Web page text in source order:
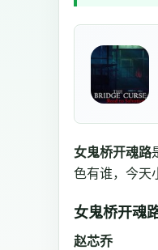
女鬼桥开魂路
色有谁，今天
女鬼桥开魂
赵芯乔